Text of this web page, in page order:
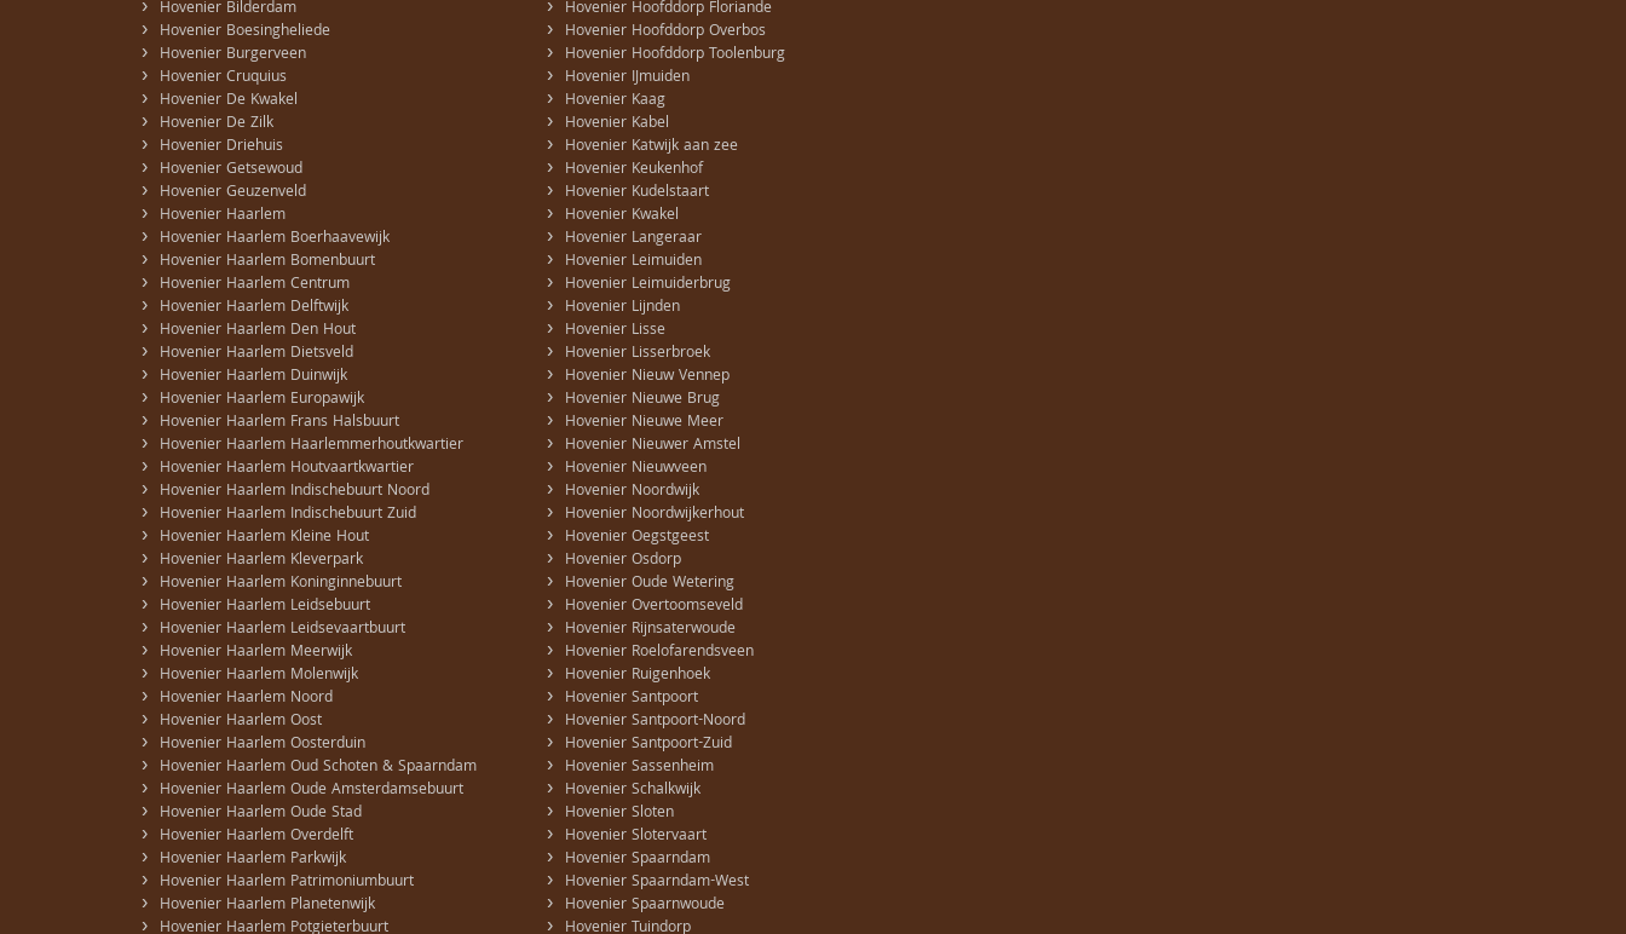
› Hovenier Bilderdam
› Hovenier Boesingheliede
› Hovenier Burgerveen
› Hovenier Cruquius
› Hovenier De Kwakel
› Hovenier De Zilk
› Hovenier Driehuis
› Hovenier Getsewoud
› Hovenier Geuzenveld
› Hovenier Haarlem
› Hovenier Haarlem Boerhaavewijk
› Hovenier Haarlem Bomenbuurt
› Hovenier Haarlem Centrum
› Hovenier Haarlem Delftwijk
› Hovenier Haarlem Den Hout
› Hovenier Haarlem Dietsveld
› Hovenier Haarlem Duinwijk
› Hovenier Haarlem Europawijk
› Hovenier Haarlem Frans Halsbuurt
› Hovenier Haarlem Haarlemmerhoutkwartier
› Hovenier Haarlem Houtvaartkwartier
› Hovenier Haarlem Indischebuurt Noord
› Hovenier Haarlem Indischebuurt Zuid
› Hovenier Haarlem Kleine Hout
› Hovenier Haarlem Kleverpark
› Hovenier Haarlem Koninginnebuurt
› Hovenier Haarlem Leidsebuurt
› Hovenier Haarlem Leidsevaartbuurt
› Hovenier Haarlem Meerwijk
› Hovenier Haarlem Molenwijk
› Hovenier Haarlem Noord
› Hovenier Haarlem Oost
› Hovenier Haarlem Oosterduin
› Hovenier Haarlem Oud Schoten & Spaarndam
› Hovenier Haarlem Oude Amsterdamsebuurt
› Hovenier Haarlem Oude Stad
› Hovenier Haarlem Overdelft
› Hovenier Haarlem Parkwijk
› Hovenier Haarlem Patrimoniumbuurt
› Hovenier Haarlem Planetenwijk
Hovenier Haarlem Potgieterbuurt
› Hovenier Hoofddorp Floriande
› Hovenier Hoofddorp Overbos
› Hovenier Hoofddorp Toolenburg
› Hovenier IJmuiden
› Hovenier Kaag
› Hovenier Kabel
› Hovenier Katwijk aan zee
› Hovenier Keukenhof
› Hovenier Kudelstaart
› Hovenier Kwakel
› Hovenier Langeraar
› Hovenier Leimuiden
› Hovenier Leimuiderbrug
› Hovenier Lijnden
› Hovenier Lisse
› Hovenier Lisserbroek
› Hovenier Nieuw Vennep
› Hovenier Nieuwe Brug
› Hovenier Nieuwe Meer
› Hovenier Nieuwer Amstel
› Hovenier Nieuwveen
› Hovenier Noordwijk
› Hovenier Noordwijkerhout
› Hovenier Oegstgeest
› Hovenier Osdorp
› Hovenier Oude Wetering
› Hovenier Overtoomseveld
› Hovenier Rijnsaterwoude
› Hovenier Roelofarendsveen
› Hovenier Ruigenhoek
› Hovenier Santpoort
› Hovenier Santpoort-Noord
› Hovenier Santpoort-Zuid
› Hovenier Sassenheim
› Hovenier Schalkwijk
› Hovenier Sloten
› Hovenier Slotervaart
› Hovenier Spaarndam
› Hovenier Spaarndam-West
› Hovenier Spaarnwoude
Hovenier Tuindorp